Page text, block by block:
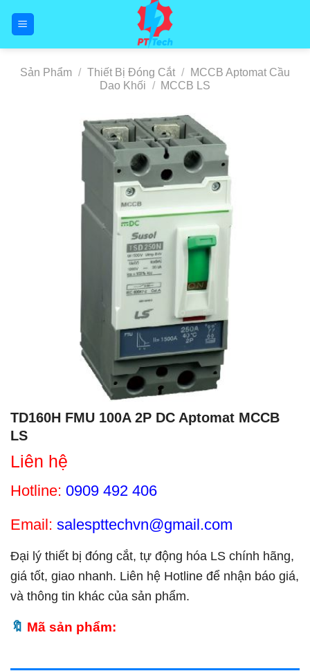
Sản Phẩm / Thiết Bị Đóng Cắt /
MCCB Aptomat Cầu
Dao Khối / MCCB LS
TD160H FMU 100A 2P DC Aptomat MCCB
LS
Liên hệ
Hotline: 0909 492 406
Email: salespttechvn@gmail.com
Đại lý thiết bị đóng cắt, tự động hóa LS chính hãng,
giá tốt, giao nhanh. Liên hệ Hotline để nhận báo giá,
và thông tin khác của sản phẩm.
Mã sản phẩm: